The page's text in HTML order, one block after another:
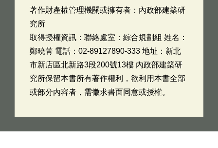
著作財產權管理機關或擁有者：內政部建築研
究所
取得授權資訊：聯絡處室：綜合規劃組 姓名：
鄭曉菁 電話：02-89127890-333 地址：新北
市新店區北新路3段200號13樓 內政部建築研
究所保留本書所有著作權利，欲利用本書全部
或部分內容者，需徵求書面同意或授權。